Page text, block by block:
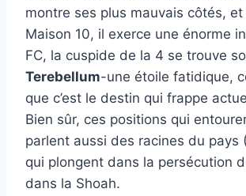
montre ses plus mauvais côtés,
Maison 10, il exerce une énorme
FC, la cuspide de la 4 se trouve
Terebellum-une étoile fatidique,
que c’est le destin qui frappe
Bien sûr, ces positions qui
parlent aussi des racines du pays
qui plongent dans la persécution
dans la Shoah.